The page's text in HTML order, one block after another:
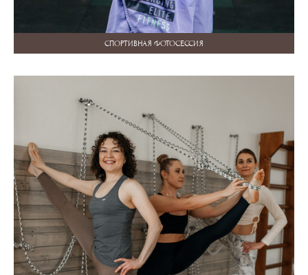
СПОРТИВНАЯ ФОТОСЕССИЯ